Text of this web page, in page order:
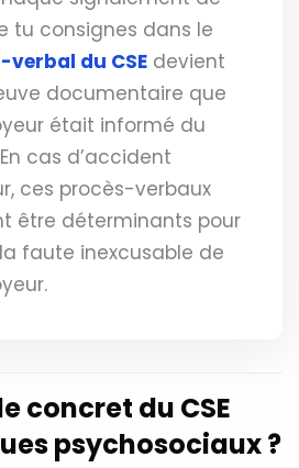
tu consignes dans le
verbal du CSE devient
documentaire que
était informé du
cas d’accident
ces procès-verbaux
être déterminants pour
faute inexcusable de
concret du CSE
psychosociaux ?